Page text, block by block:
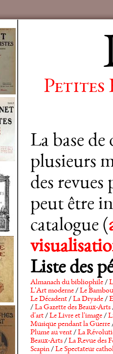
Petites
La base
plusieurs
des revues
peut être
catalogue (
Liste des
Almanach du bibliophile/
L'Art moderne/Le Bambou
Le Décadent/La Dryade/
/La Gazette des Beaux-Arts
d'art/Le Livre et l'image/
Musique pendant la Guerre
Plume au vent/La
Beaux-Arts/La Revue des
Scapin/Le Spectateur